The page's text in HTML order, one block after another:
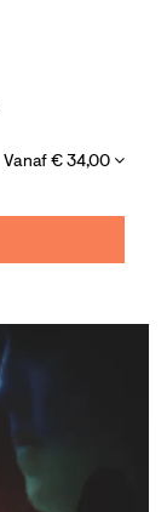
Vanaf € 34,00